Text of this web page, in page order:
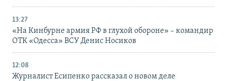
13:27
«На Кинбурне армия РФ в глухой обороне» – командир
ОТК «Одесса» ВСУ Денис Носиков
12:08
Журналист Есипенко рассказал о новом деле